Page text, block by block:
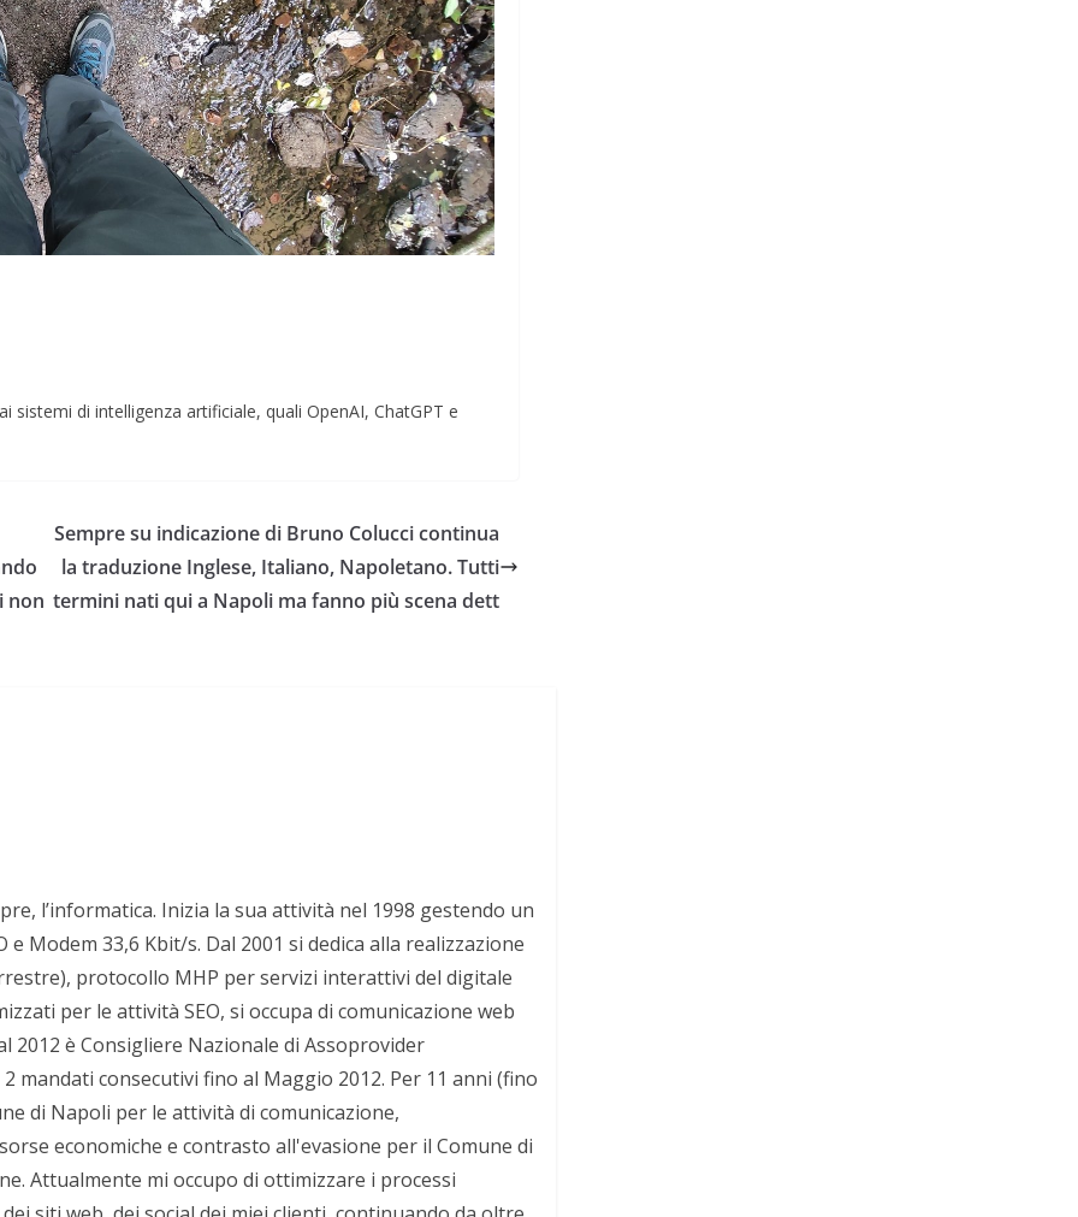
di intelligenza artificiale, quali OpenAI, ChatGPT e
non
Sempre su indicazione di Bruno Colucci continua
la traduzione Inglese, Italiano, Napoletano. Tutti
termini nati qui a Napoli ma fanno più scena dett
l’informatica. Inizia la sua attività nel 1998 gestendo un
Modem 33,6 Kbit/s. Dal 2001 si dedica alla realizzazione
protocollo MHP per servizi interattivi del digitale
per le attività SEO, si occupa di comunicazione web
2012 è Consigliere Nazionale di Assoprovider
mandati consecutivi fino al Maggio 2012. Per 11 anni (fino
di Napoli per le attività di comunicazione,
economiche e contrasto all'evasione per il Comune di
Attualmente mi occupo di ottimizzare i processi